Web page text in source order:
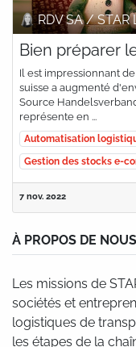
RDV SA /
Bien préparer
Il est impressionnant
suisse a augmenté
Source
représente en ...
Automatisation
Gestion des stocks e-
7 nov. 2022
À PROPOS DE NOUS
Les missions de
sociétés et
logistiques de
les étapes de la